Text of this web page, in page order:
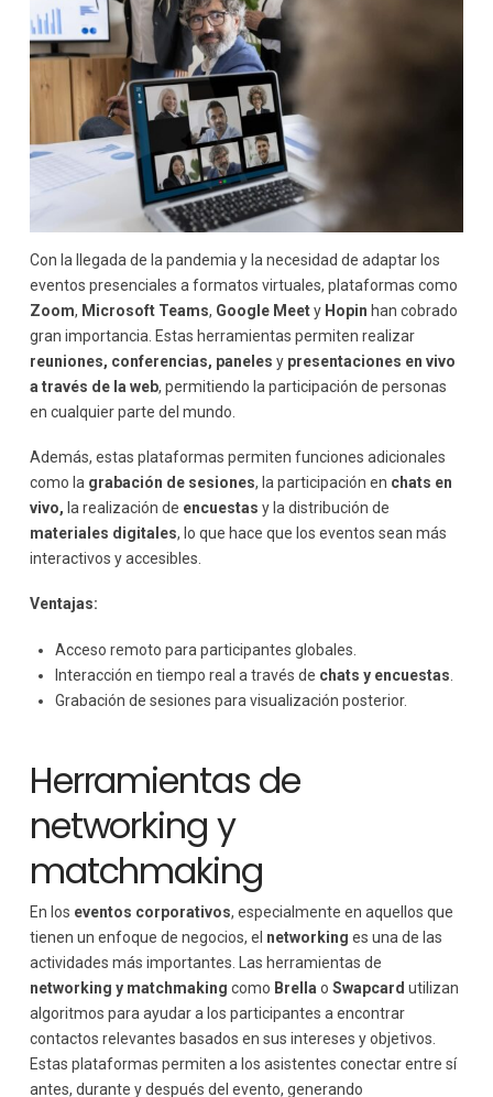
Con la llegada de la pandemia y la necesidad de adaptar los
eventos presenciales a formatos virtuales, plataformas como
Zoom, Microsoft Teams, Google Meety Hopin han cobrado
gran importancia. Estas herramientas permiten realizar
reuniones, conferencias, paneles y presentaciones en vivo
a través de la web, permitiendo la participación de personas
en cualquier parte del mundo.
Además, estas plataformas permiten funciones adicionales
como la grabación de sesiones, la participación en chats en
vivo, la realización de encuestas y la distribución de
materiales digitales, lo que hace que los eventos sean más
interactivos y accesibles.
Ventajas:
Acceso remoto para participantes globales.
Interacción en tiempo real a través de chats y encuestas
Grabación de sesiones para visualización posterior.
Herramientas de
networking y
matchmaking
En los eventos corporativos, especialmente en aquellos que
tienen un enfoque de negocios, el networking es una de las
actividades más importantes. Las herramientas de
networking y matchmaking como Brella o Swapcard utilizan
algoritmos para ayudar a los participantes a encontrar
contactos relevantes basados en sus intereses y objetivos.
Estas plataformas permiten a los asistentes conectar entre sí
antes, durante y después del evento, generando